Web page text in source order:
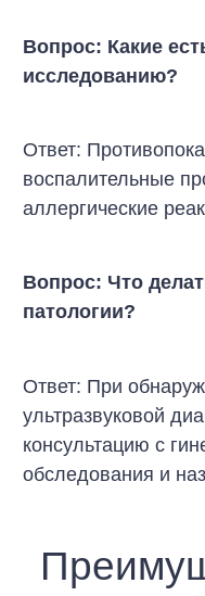
Вопрос: Какие
исследованию?
Ответ:
воспалительные
аллергические
Вопрос: Что
патологии?
Ответ: При
ультразвуковой
консультацию с
обследования и